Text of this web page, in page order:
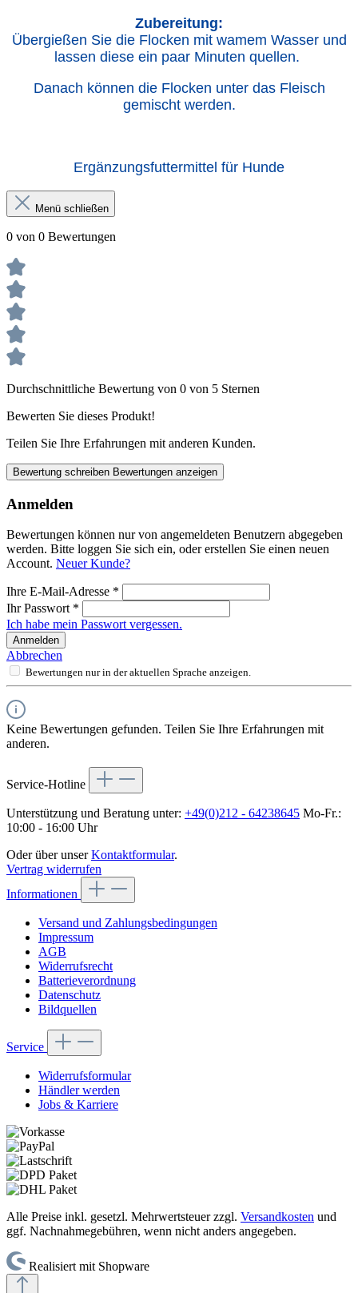
Zubereitung:
Übergießen Sie die Flocken mit wamem Wasser und
lassen diese ein paar Minuten quellen.
Danach können die Flocken unter das Fleisch
gemischt werden.
Ergänzungsfuttermittel für Hunde
Menü schließen
0 von 0 Bewertungen
Durchschnittliche Bewertung von 0 von 5 Sternen
Bewerten Sie dieses Produkt!
Teilen Sie Ihre Erfahrungen mit anderen Kunden.
Bewertung schreiben Bewertungen anzeigen
Anmelden
Bewertungen können nur von angemeldeten Benutzern abgegeben
werden. Bitte loggen Sie sich ein, oder erstellen Sie einen neuen
Account. Neuer Kunde?
Ihre E-Mail-Adresse *
Ihr Passwort *
Ich habe mein Passwort vergessen.
Anmelden
Abbrechen
Bewertungen nur in der aktuellen Sprache anzeigen.
Keine Bewertungen gefunden. Teilen Sie Ihre Erfahrungen mit
anderen.
Service-Hotline
Unterstützung und Beratung unter: +49(0)212 - 64238645 Mo-Fr.:
10:00 - 16:00 Uhr
Oder über unserKontaktformular.
Vertrag widerrufen
Informationen
Versand und Zahlungsbedingungen
Impressum
AGB
Widerrufsrecht
Batterieverordnung
Datenschutz
Bildquellen
Service
Widerrufsformular
Händler werden
Jobs & Karriere
Alle Preise inkl. gesetzl. Mehrwertsteuer zzgl. Versandkosten und
ggf. Nachnahmegebühren, wenn nicht anders angegeben.
Realisiert mit Shopware